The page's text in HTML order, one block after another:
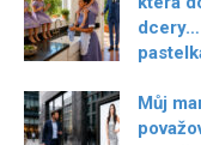
dcery…
Můj